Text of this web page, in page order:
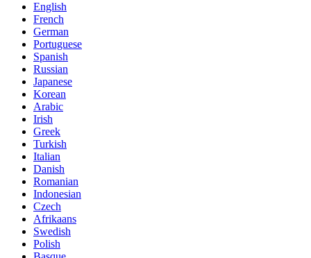
English
French
German
Portuguese
Spanish
Russian
Japanese
Korean
Arabic
Irish
Greek
Turkish
Italian
Danish
Romanian
Indonesian
Czech
Afrikaans
Swedish
Polish